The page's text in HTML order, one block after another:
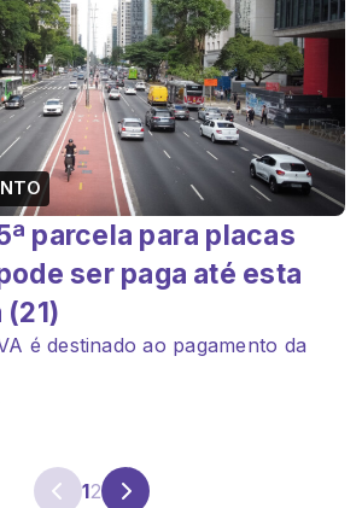
parcela para placas
ser paga até esta
é destinado ao pagamento da
12